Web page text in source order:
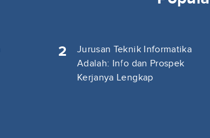
2
Jurusan Teknik Informatika
Adalah: Info dan Prospek
Kerjanya Lengkap